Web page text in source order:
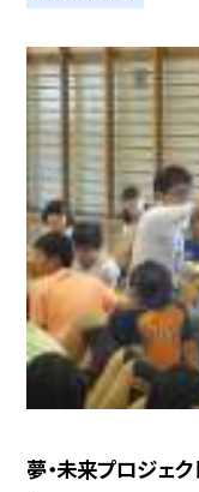
夢・未来プロジェ